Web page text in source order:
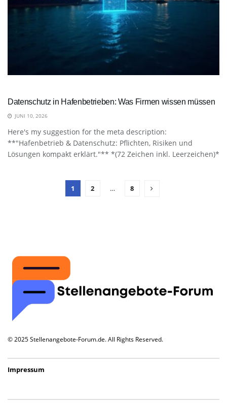
Datenschutz in Hafenbetrieben: Was Firmen wissen müssen
JUNI 10, 2026
Here's my suggestion for the meta description:
**"Hafenbetrieb & Datenschutz: Pflichten, Risiken und
Lösungen kompakt erklärt."** *(72 Zeichen inkl. Leerzeichen)*
1 2 … 8
© 2025 Stellenangebote-Forum.de. All Rights Reserved.
Impressum